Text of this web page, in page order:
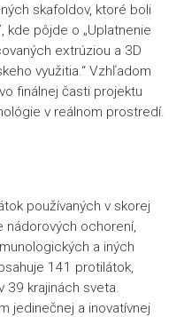
skafoldov, ktoré boli
kde pôjde o „Uplatnenie
extrúziou a 3D
využitia.“ Vzhľadom
finálnej časti projektu
v reálnom prostredí.
používaných v skorej
nádorových ochorení,
a iných
141 protilátok,
39 krajinách sveta.
jedinečnej a inovatívnej